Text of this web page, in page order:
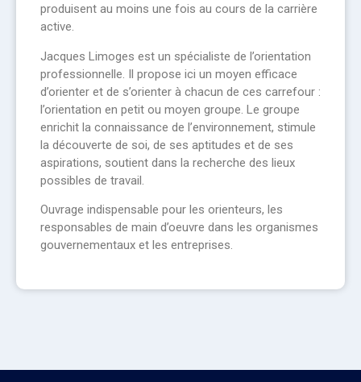
produisent au moins une fois au cours de la carrière
active.
Jacques Limoges est un spécialiste de l’orientation
professionnelle. Il propose ici un moyen efficace
d’orienter et de s’orienter à chacun de ces carrefour :
l’orientation en petit ou moyen groupe. Le groupe
enrichit la connaissance de l’environnement, stimule
la découverte de soi, de ses aptitudes et de ses
aspirations, soutient dans la recherche des lieux
possibles de travail.
Ouvrage indispensable pour les orienteurs, les
responsables de main d’oeuvre dans les organismes
gouvernementaux et les entreprises.